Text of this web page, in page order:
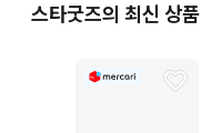
스타굿즈의 최신 상품